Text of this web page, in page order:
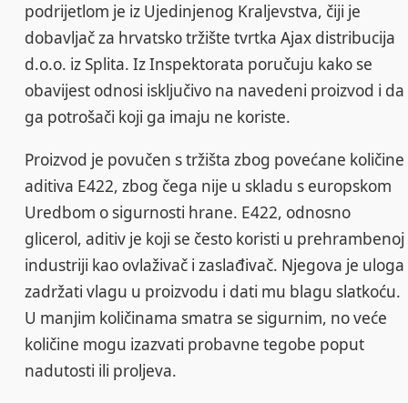
podrijetlom je iz Ujedinjenog Kraljevstva, čiji je
dobavljač za hrvatsko tržište tvrtka Ajax distribucija
d.o.o. iz Splita. Iz Inspektorata poručuju kako se
obavijest odnosi isključivo na navedeni proizvod i da
ga potrošači koji ga imaju ne koriste.
Proizvod je povučen s tržišta zbog povećane količine
aditiva E422, zbog čega nije u skladu s europskom
Uredbom o sigurnosti hrane. E422, odnosno
glicerol, aditiv je koji se često koristi u prehrambenoj
industriji kao ovlaživač i zaslađivač. Njegova je uloga
zadržati vlagu u proizvodu i dati mu blagu slatkoću.
U manjim količinama smatra se sigurnim, no veće
količine mogu izazvati probavne tegobe poput
nadutosti ili proljeva.